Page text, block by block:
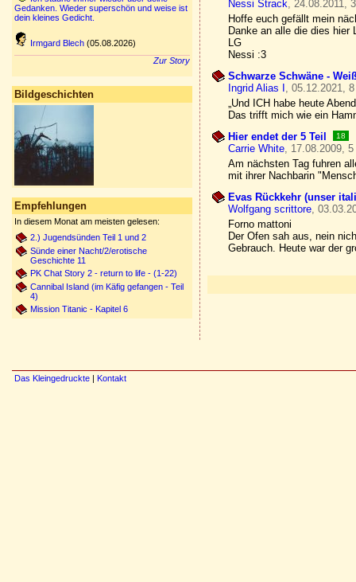
Gedanken. Wieder superschön und weise ist
dein kleines Gedicht.
Irmgard Blech (05.08.2026)
Zur Story
Bildgeschichten
Empfehlungen
In diesem Monat am meisten gelesen:
2.) Jugendsünden Teil 1 und 2
Sünde einer Nacht/2/erotische
Geschichte 11
PK Chat Story 2 - return to life - (1-22)
Cannibal Island (im Käfig gefangen - Teil
4)
Mission Titanic - Kapitel 6
Nessi Strack, 24.08.2011,
Hoffe euch gefällt mein
Danke an alle die dies hier
LG
Nessi :3
Schwarze Schwäne -
Ingrid Alias I , 05.12.2021,
„Und ICH habe heute
Das trifft mich wie ein
Hier endet der 5 Teil
18
Carrie White, 17.08.2009,
Am nächsten Tag fuhren
mit ihrer Nachbarin
Evas Rückkehr (unser
Wolfgang scrittore,
Forno mattoni
Der Ofen sah aus, nein
Gebrauch. Heute war der
Das Kleingedruckte | Kontakt